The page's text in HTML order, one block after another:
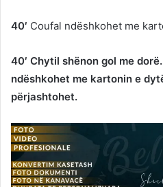
40′ Coufal ndëshkohet me
40′ Chytil shënon gol me
ndëshkohet me kartonin e
përjashtohet.